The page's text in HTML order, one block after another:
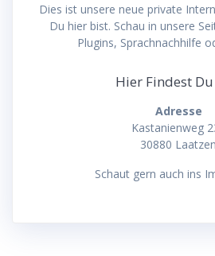
Dies ist unsere neue private
Du hier bist. Schau in unsere
Plugins, Sprachnachhilfe
Hier Findest
Adresse
Kastanienweg
30880 Laatzen
Schaut gern auch ins